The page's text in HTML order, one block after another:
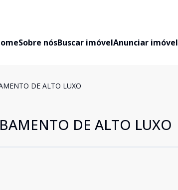
Sobre nósBuscar imóvelAnunciar imóvel
DE ALTO LUXO
DE ALTO LUXO